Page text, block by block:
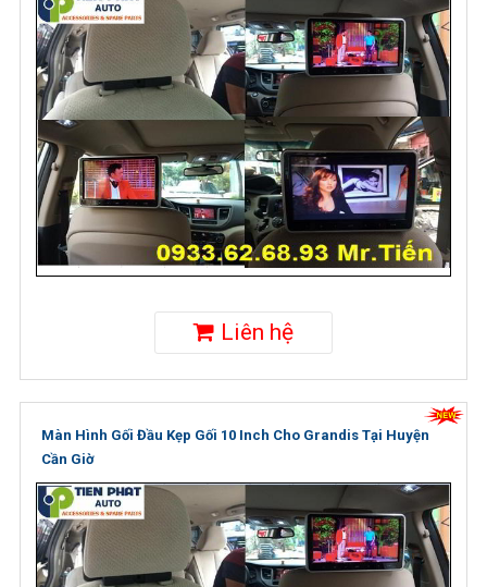
Liên hệ
Màn Hình Gối Đầu Kẹp Gối 10 Inch Cho Grandis Tại Huyện
Cần Giờ